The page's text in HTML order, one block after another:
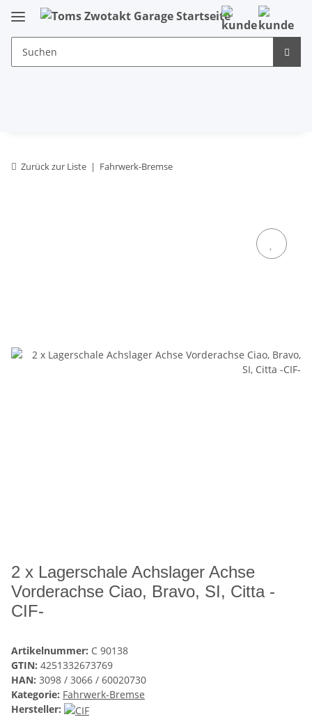
Zurück zur Liste Fahrwerk-Bremse
2 x Lagerschale Achslager Achse
Vorderachse Ciao, Bravo, SI, Citta -
CIF-
Artikelnummer: C 90138
GTIN: 4251332673769
HAN: 3098 / 3066 / 60020730
Kategorie: Fahrwerk-Bremse
Hersteller: